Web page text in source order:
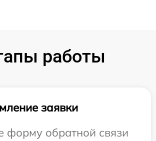
работы
заявки
форму обратной связи